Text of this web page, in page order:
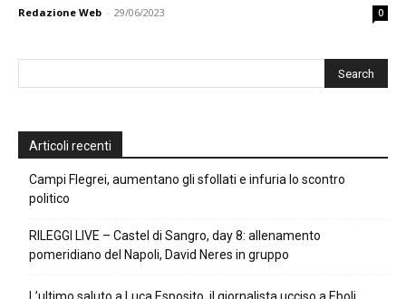
Redazione Web - 29/06/2023 0
Articoli recenti
Campi Flegrei, aumentano gli sfollati e infuria lo scontro
politico
RILEGGI LIVE – Castel di Sangro, day 8: allenamento
pomeridiano del Napoli, David Neres in gruppo
L’ultimo saluto a Luca Esposito, il giornalista ucciso a Eboli